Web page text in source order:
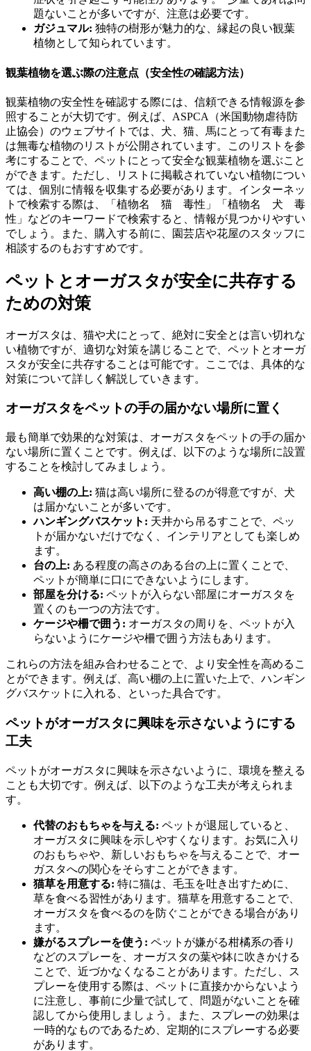
題ないことが多いですが、注意は必要です。
ガジュマル: 独特の樹形が魅力的な、縁起の良い観葉
植物として知られています。
観葉植物を選ぶ際の注意点（安全性の確認方法）
観葉植物の安全性を確認する際には、信頼できる情報源を参
照することが大切です。例えば、ASPCA（米国動物虐待防
止協会）のウェブサイトでは、犬、猫、馬にとって有毒また
は無毒な植物のリストが公開されています。このリストを参
考にすることで、ペットにとって安全な観葉植物を選ぶこと
ができます。ただし、リストに掲載されていない植物につい
ては、個別に情報を収集する必要があります。インターネッ
トで検索する際は、「植物名 猫 毒性」「植物名 犬 毒
性」などのキーワードで検索すると、情報が見つかりやすい
でしょう。また、購入する前に、園芸店や花屋のスタッフに
相談するのもおすすめです。
ペットとオーガスタが安全に共存する
ための対策
オーガスタは、猫や犬にとって、絶対に安全とは言い切れな
い植物ですが、適切な対策を講じることで、ペットとオーガ
スタが安全に共存することは可能です。ここでは、具体的な
対策について詳しく解説していきます。
オーガスタをペットの手の届かない場所に置く
最も簡単で効果的な対策は、オーガスタをペットの手の届か
ない場所に置くことです。例えば、以下のような場所に設置
することを検討してみましょう。
高い棚の上: 猫は高い場所に登るのが得意ですが、犬
は届かないことが多いです。
ハンギングバスケット: 天井から吊るすことで、ペッ
トが届かないだけでなく、インテリアとしても楽しめ
ます。
台の上: ある程度の高さのある台の上に置くことで、
ペットが簡単に口にできないようにします。
部屋を分ける: ペットが入らない部屋にオーガスタを
置くのも一つの方法です。
ケージや柵で囲う: オーガスタの周りを、ペットが入
らないようにケージや柵で囲う方法もあります。
これらの方法を組み合わせることで、より安全性を高めるこ
とができます。例えば、高い棚の上に置いた上で、ハンギン
グバスケットに入れる、といった具合です。
ペットがオーガスタに興味を示さないようにする
工夫
ペットがオーガスタに興味を示さないように、環境を整える
ことも大切です。例えば、以下のような工夫が考えられま
す。
代替のおもちゃを与える: ペットが退屈していると、
オーガスタに興味を示しやすくなります。お気に入り
のおもちゃや、新しいおもちゃを与えることで、オー
ガスタへの関心をそらすことができます。
猫草を用意する: 特に猫は、毛玉を吐き出すために、
草を食べる習性があります。猫草を用意することで、
オーガスタを食べるのを防ぐことができる場合があり
ます。
嫌がるスプレーを使う: ペットが嫌がる柑橘系の香り
などのスプレーを、オーガスタの葉や鉢に吹きかける
ことで、近づかなくなることがあります。ただし、ス
プレーを使用する際は、ペットに直接かからないよう
に注意し、事前に少量で試して、問題がないことを確
認してから使用しましょう。また、スプレーの効果は
一時的なものであるため、定期的にスプレーする必要
があります。